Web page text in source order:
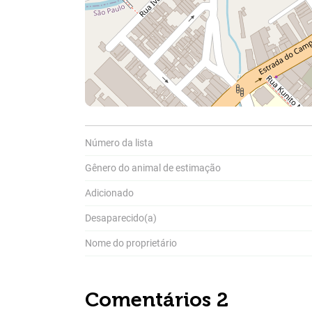
Número da lista
Gênero do animal de estimação
Adicionado
Desaparecido(a)
Nome do proprietário
Comentários 2